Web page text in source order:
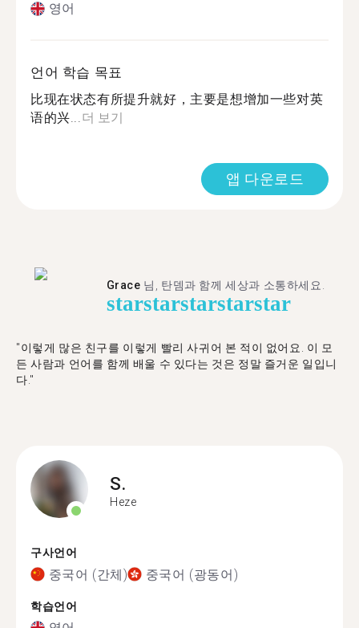
영어
언어 학습 목표
比现在状态有所提升就好，主要是想增加一些对英
语的兴...더 보기
앱 다운로드
Grace 님, 탄뎀과 함께 세상과 소통하세요.
starstarstarstarstar
"이렇게 많은 친구를 이렇게 빨리 사귀어 본 적이 없어요. 이 모
든 사람과 언어를 함께 배울 수 있다는 것은 정말 즐거운 일입니
다."
S.
Heze
구사언어
중국어 (간체) 중국어 (광동어)
학습언어